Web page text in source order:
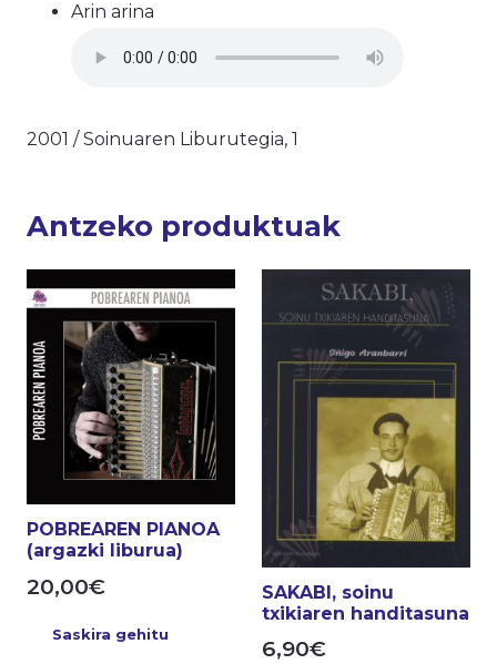
Arin arina
2001 / Soinuaren Liburutegia, 1
Antzeko produktuak
POBREAREN PIANOA
(argazki liburua)
20,00€
Saskira gehitu
SAKABI, soinu
txikiaren handitasuna
6,90€